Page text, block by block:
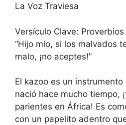
La Voz Traviesa
Versículo Clave: Proverbios
“Hijo mío, si los malvados
malo, ¡no aceptes!”
El kazoo es un
nació hace mucho tiempo,
parientes en África! Es
con un papelito adentro